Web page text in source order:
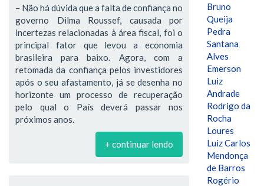
– Não há dúvida que a falta de confiança no
governo Dilma Roussef, causada por
incertezas relacionadas à área fiscal, foi o
principal fator que levou a economia
brasileira para baixo. Agora, com a
retomada da confiança pelos investidores
após o seu afastamento, já se desenha no
horizonte um processo de recuperação
pelo qual o País deverá passar nos
próximos anos.
+ continuar lendo
Bruno
Queija
Pedra
Santana
Alves
Emerson
Luiz
Andrade
Rodrigo da
Rocha
Loures
Luiz Carlos
Mendonça
de Barros
Rogério